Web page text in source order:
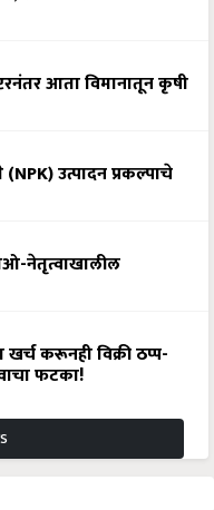
आता विमानातून कृषी
(NPK) उत्पादन प्रकल्पाचे
नेतृत्वाखालील
करूनही विक्री ठप्प-
फटका!